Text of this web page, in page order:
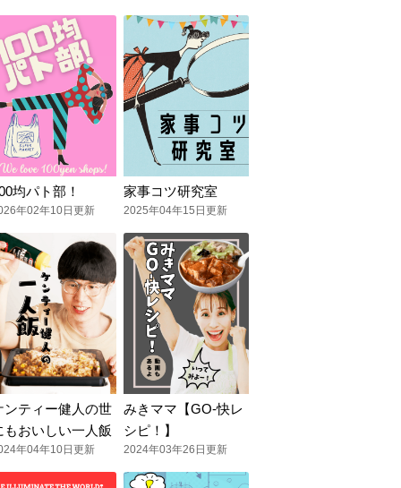
均パト部！
年02年10日更新
家事コツ研究室
2025年04年15日更新
ンティー健人の世
もおいしい一人飯
年04年10日更新
みきママ【GO-快レ
シピ！】
2024年03年26日更新